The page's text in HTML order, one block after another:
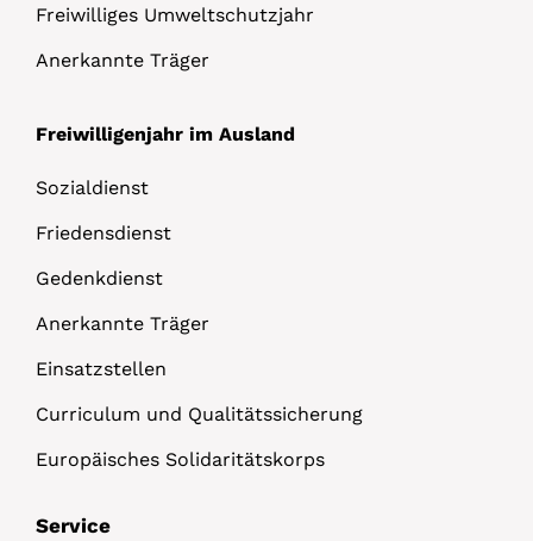
Freiwilliges Umweltschutzjahr
Anerkannte Träger
Freiwilligenjahr im Ausland
Sozialdienst
Friedensdienst
Gedenkdienst
Anerkannte Träger
Einsatzstellen
Curriculum und Qualitätssicherung
Europäisches Solidaritätskorps
Service